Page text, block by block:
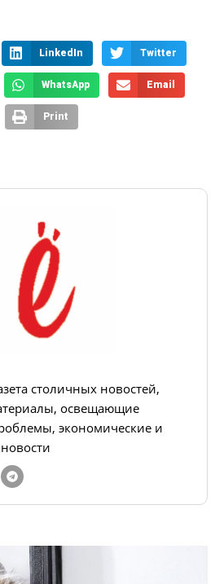
LinkedIn Twitter
WhatsApp Email
Print
столичных новостей,
освещающие
экономические и